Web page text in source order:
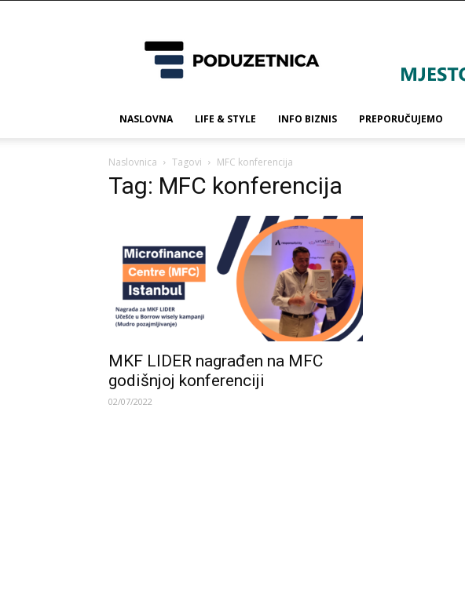
NASLOVNA LIFE & STYLE INFO BIZNIS PREPORUČUJEMO
Naslovnica Tagovi MFC konferencija
Tag: MFC konferencija
MKF LIDER nagrađen na MFC
godišnjoj konferenciji
02/07/2022